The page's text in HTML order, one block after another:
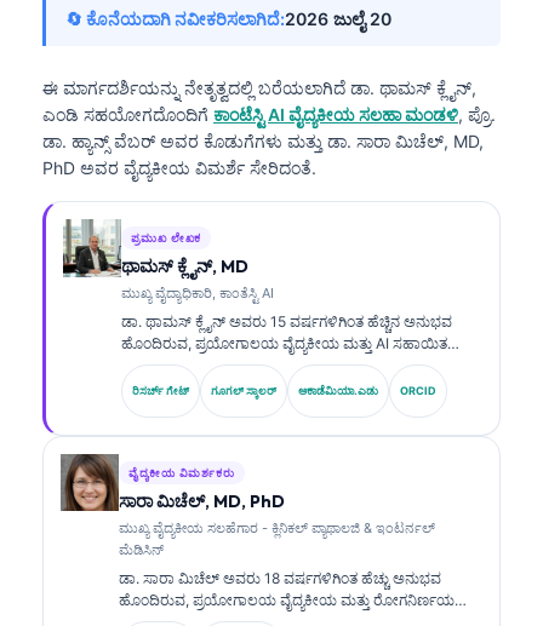
🔄 ಕೊನೆಯದಾಗಿ ನವೀಕರಿಸಲಾಗಿದೆ:2026 ಜುಲೈ 20
ಈ ಮಾರ್ಗದರ್ಶಿಯನ್ನು ನೇತೃತ್ವದಲ್ಲಿ ಬರೆಯಲಾಗಿದೆ ಡಾ. ಥಾಮಸ್ ಕ್ಲೈನ್,
ಎಂಡಿ ಸಹಯೋಗದೊಂದಿಗೆ ಕಾಂಟೆಸ್ಟಿ AI ವೈದ್ಯಕೀಯ ಸಲಹಾ ಮಂಡಳಿ, ಪ್ರೊ.
ಡಾ. ಹ್ಯಾನ್ಸ್ ವೆಬರ್ ಅವರ ಕೊಡುಗೆಗಳು ಮತ್ತು ಡಾ. ಸಾರಾ ಮಿಚೆಲ್, MD,
PhD ಅವರ ವೈದ್ಯಕೀಯ ವಿಮರ್ಶೆ ಸೇರಿದಂತೆ.
ಪ್ರಮುಖ ಲೇಖಕ
ಥಾಮಸ್ ಕ್ಲೈನ್, MD
ಮುಖ್ಯ ವೈದ್ಯಾಧಿಕಾರಿ, ಕಾಂತೆಸ್ಟಿ AI
ಡಾ. ಥಾಮಸ್ ಕ್ಲೈನ್ ಅವರು 15 ವರ್ಷಗಳಿಗಿಂತ ಹೆಚ್ಚಿನ ಅನುಭವ
ಹೊಂದಿರುವ, ಪ್ರಯೋಗಾಲಯ ವೈದ್ಯಕೀಯ ಮತ್ತು AI ಸಹಾಯಿತ
ಕ್ಲಿನಿಕಲ್ ವಿಶ್ಲೇಷಣೆಯಲ್ಲಿ ಪರಿಣತಿ ಹೊಂದಿರುವ, ಬೋರ್ಡ್-ಪ್ರಮಾಣಿತ
ಕ್ಲಿನಿಕಲ್ ಹೆಮಟಾಲಜಿಸ್ಟ್ ಮತ್ತು ಇಂಟರ್ನಿಸ್ಟ್ ಆಗಿದ್ದಾರೆ. Kantesti AI
ನಲ್ಲಿ ಮುಖ್ಯ ವೈದ್ಯಕೀಯ ಅಧಿಕಾರಿ (Chief Medical Officer)
ಅವರು ಬಯೋಮಾರ್ಕರ್ ವ್ಯಾಖ್ಯಾನ ಮತ್ತು ಪ್ರಯೋಗಾಲಯ
ರೋಗನಿರ್ಣಯಗಳ ಕುರಿತು ಪ್ರಯೋಗಾಲಯ ವೈದ್ಯಕೀಯ ವಿಷಯಗಳಲ್ಲಿ
ರಿಸರ್ಚ್ ಗೇಟ್ ಗೂಗಲ್ ಸ್ಕಾಲರ್ ಅಕಾಡೆಮಿಯಾ.ಎಡು ORCID
ವೈದ್ಯಕೀಯ ವಿಮರ್ಶಕರು
ಸಾರಾ ಮಿಚೆಲ್, MD, PhD
ಮುಖ್ಯ ವೈದ್ಯಕೀಯ ಸಲಹೆಗಾರ - ಕ್ಲಿನಿಕಲ್ ಪ್ಯಾಥಾಲಜಿ & ಇಂಟರ್ನಲ್
ಮೆಡಿಸಿನ್
ಡಾ. ಸಾರಾ ಮಿಚೆಲ್ ಅವರು 18 ವರ್ಷಗಳಿಗಿಂತ ಹೆಚ್ಚು ಅನುಭವ
ಹೊಂದಿರುವ, ಪ್ರಯೋಗಾಲಯ ವೈದ್ಯಕೀಯ ಮತ್ತು ರೋಗನಿರ್ಣಯ
ವಿಶ್ಲೇಷಣೆಯಲ್ಲಿ ಪರಿಣತಿ ಹೊಂದಿರುವ, ಬೋರ್ಡ್-ಪ್ರಮಾಣಿತ ಕ್ಲಿನಿಕಲ್